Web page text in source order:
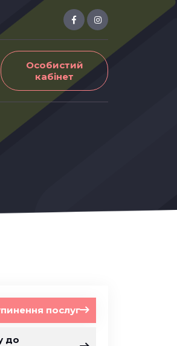
Особистий
кабінет
послуг
до